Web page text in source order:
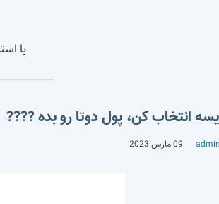
با
انتخاب کن، پول دوتا رو بده ????
admin 09 مارس 2023